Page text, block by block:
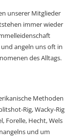
unserer Mitglieder
immer wieder
angeln uns oft in
des Alltags.
Methoden
Rig, Wacky-Rig
Forelle, Hecht, Wels
und um